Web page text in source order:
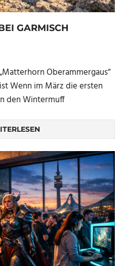
GARMISCH
Oberammergaus“
Wenn im März die ersten
den Wintermuff